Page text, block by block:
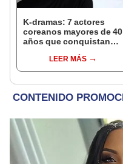
K-dramas: 7 actores
coreanos mayores de 40
años que conquistan
LEER MÁS